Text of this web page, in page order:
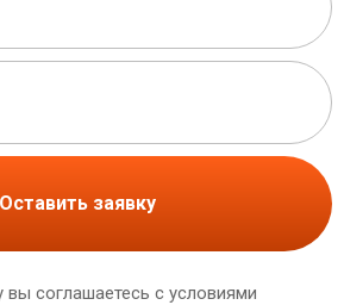
Оставить заявку
соглашаетесь с условиями